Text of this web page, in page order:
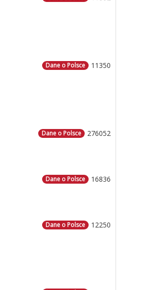
11350
Dane o Polsce
276052
Dane o Polsce
16836
Dane o Polsce
12250
Dane o Polsce